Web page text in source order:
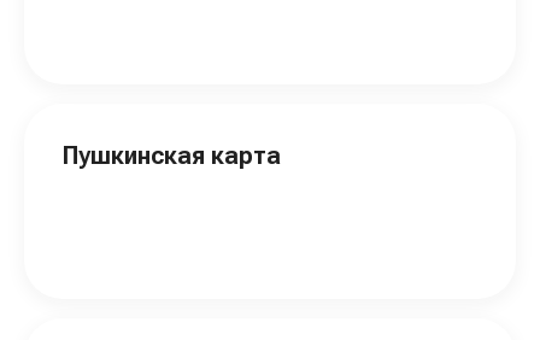
Пушкинская карта